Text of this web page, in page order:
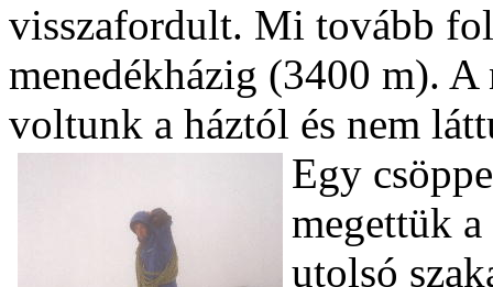
visszafordult. Mi tovább
menedékházig (3400 m).
voltunk a háztól és nem
Egy
megettük
utolsó